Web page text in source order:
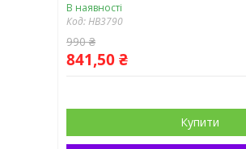
В наявності
Код:HB3790
990 ₴
841,50 ₴
Купити